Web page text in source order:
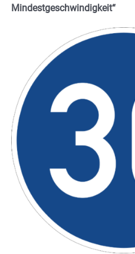
Mindestgeschwindigkeit“